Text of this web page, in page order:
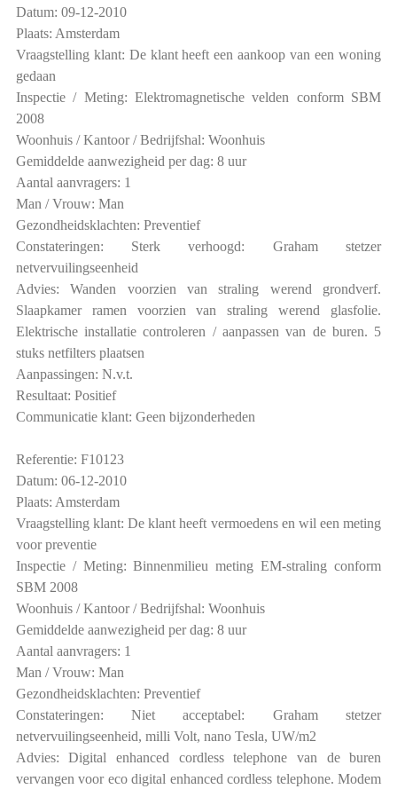
Datum: 09-12-2010
Plaats: Amsterdam
Vraagstelling klant: De klant heeft een aankoop van een woning
gedaan
Inspectie / Meting: Elektromagnetische velden conform SBM
2008
Woonhuis / Kantoor / Bedrijfshal: Woonhuis
Gemiddelde aanwezigheid per dag: 8 uur
Aantal aanvragers: 1
Man / Vrouw: Man
Gezondheidsklachten: Preventief
Constateringen: Sterk verhoogd: Graham stetzer
netvervuilingseenheid
Advies: Wanden voorzien van straling werend grondverf.
Slaapkamer ramen voorzien van straling werend glasfolie.
Elektrische installatie controleren / aanpassen van de buren. 5
stuks netfilters plaatsen
Aanpassingen: N.v.t.
Resultaat: Positief
Communicatie klant: Geen bijzonderheden
Referentie: F10123
Datum: 06-12-2010
Plaats: Amsterdam
Vraagstelling klant: De klant heeft vermoedens en wil een meting
voor preventie
Inspectie / Meting: Binnenmilieu meting EM-straling conform
SBM 2008
Woonhuis / Kantoor / Bedrijfshal: Woonhuis
Gemiddelde aanwezigheid per dag: 8 uur
Aantal aanvragers: 1
Man / Vrouw: Man
Gezondheidsklachten: Preventief
Constateringen: Niet acceptabel: Graham stetzer
netvervuilingseenheid, milli Volt, nano Tesla, UW/m2
Advies: Digital enhanced cordless telephone van de buren
vervangen voor eco digital enhanced cordless telephone. Modem